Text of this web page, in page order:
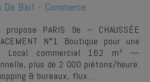
De Bail - Commerce
propose PARIS 9e – CHAUSSÉE
N°1 Boutique pour une
Local commercial 162 m² —
plus de 2 000 piétons/heure.
& bureaux, flux…